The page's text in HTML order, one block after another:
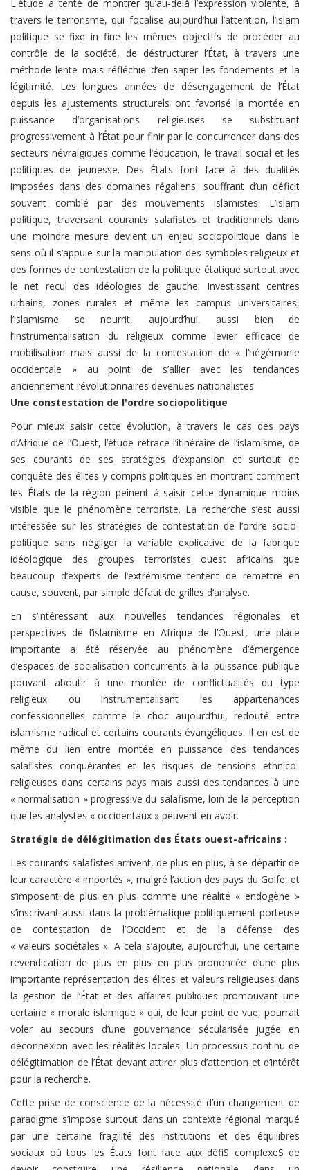
L'étude a tenté de montrer qu’au-delà l’expression violente, à
travers le terrorisme, qui focalise aujourd’hui l’attention, l’islam
politique se fixe in fine les mêmes objectifs de procéder au
contrôle de la société, de déstructurer l’État, à travers une
méthode lente mais réfléchie d’en saper les fondements et la
légitimité. Les longues années de désengagement de l’État
depuis les ajustements structurels ont favorisé la montée en
puissance d’organisations religieuses se substituant
progressivement à l’État pour finir par le concurrencer dans des
secteurs névralgiques comme l’éducation, le travail social et les
politiques de jeunesse. Des États font face à des dualités
imposées dans des domaines régaliens, souffrant d’un déficit
souvent comblé par des mouvements islamistes. L’islam
politique, traversant courants salafistes et traditionnels dans
une moindre mesure devient un enjeu sociopolitique dans le
sens où il s’appuie sur la manipulation des symboles religieux et
des formes de contestation de la politique étatique surtout avec
le net recul des idéologies de gauche. Investissant centres
urbains, zones rurales et même les campus universitaires,
l’islamisme se nourrit, aujourd’hui, aussi bien de
l’instrumentalisation du religieux comme levier efficace de
mobilisation mais aussi de la contestation de « l’hégémonie
occidentale » au point de s’allier avec les tendances
anciennement révolutionnaires devenues nationalistes
Une constestation de l'ordre sociopolitique
Pour mieux saisir cette évolution, à travers le cas des pays
d’Afrique de l’Ouest, l’étude retrace l’itinéraire de l’islamisme, de
ses courants de ses stratégies d’expansion et surtout de
conquête des élites y compris politiques en montrant comment
les États de la région peinent à saisir cette dynamique moins
visible que le phénomène terroriste. La recherche s’est aussi
intéressée sur les stratégies de contestation de l’ordre socio-
politique sans négliger la variable explicative de la fabrique
idéologique des groupes terroristes ouest africains que
beaucoup d’experts de l’extrémisme tentent de remettre en
cause, souvent, par simple défaut de grilles d’analyse.
En s’intéressant aux nouvelles tendances régionales et
perspectives de l’islamisme en Afrique de l’Ouest, une place
importante a été réservée au phénomène d’émergence
d’espaces de socialisation concurrents à la puissance publique
pouvant aboutir à une montée de conflictualités du type
religieux ou instrumentalisant les appartenances
confessionnelles comme le choc aujourd’hui, redouté entre
islamisme radical et certains courants évangéliques. Il en est de
même du lien entre montée en puissance des tendances
salafistes conquérantes et les risques detensions ethnico-
religieuses dans certains pays mais aussi des tendances à une
« normalisation » progressive du salafisme, loin de la perception
que les analystes « occidentaux » peuvent en avoir.
Stratégie de délégitimation des États ouest-africains :
Les courants salafistes arrivent, de plus en plus, à se départir de
leur caractère « importés », malgré l’action des pays du Golfe, et
s’imposent de plus en plus comme une réalité « endogène »
s’inscrivant aussi dans la problématique politiquement porteuse
de contestation de l’Occident et de la défense des
« valeurs sociétales ». A cela s’ajoute, aujourd’hui, une certaine
revendication de plus en plus en plus prononcée d’une plus
importante représentation des élites et valeurs religieuses dans
la gestion de l’État et des affaires publiques promouvant une
certaine « morale islamique » qui, de leur point de vue, pourrait
voler au secours d’une gouvernance sécularisée jugée en
déconnexion avec les réalités locales. Un processus continu de
délégitimation de l’État devant attirer plus d’attention et d’intérêt
pour la recherche.
Cette prise de conscience de la nécessité d’un changement de
paradigme s’impose surtout dans un contexte régional marqué
par une certaine fragilité des institutions et des équilibres
sociaux où tous les États font face aux défiS complexeS de